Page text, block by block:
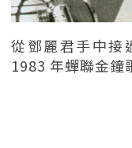
從鄧麗君手中接
1983 年蟬聯金鐘